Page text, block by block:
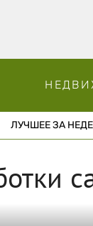
ЛУЧШЕЕ ЗА